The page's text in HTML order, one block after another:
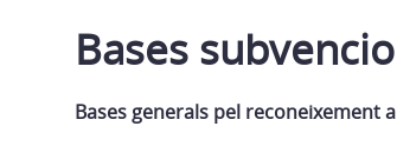
Bases
Bases generals pel